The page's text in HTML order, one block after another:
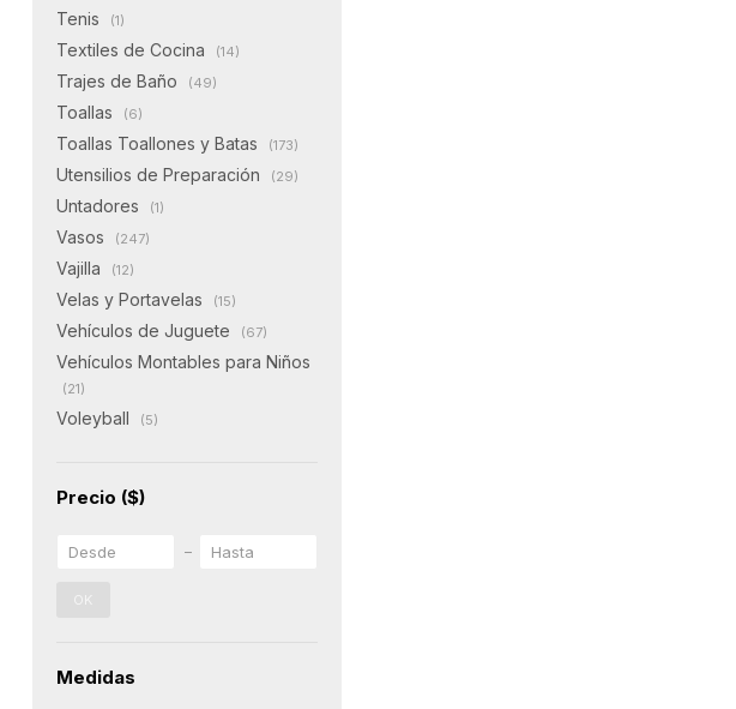
Tenis (1)
Textiles de Cocina (14)
Trajes de Baño (49)
Toallas (6)
Toallas Toallones y Batas (173)
Utensilios de Preparación (29)
Untadores (1)
Vasos (247)
Vajilla (12)
Velas y Portavelas (15)
Vehículos de Juguete (67)
Vehículos Montables para Niños
(21)
Voleyball (5)
Precio ($)
OK
Medidas